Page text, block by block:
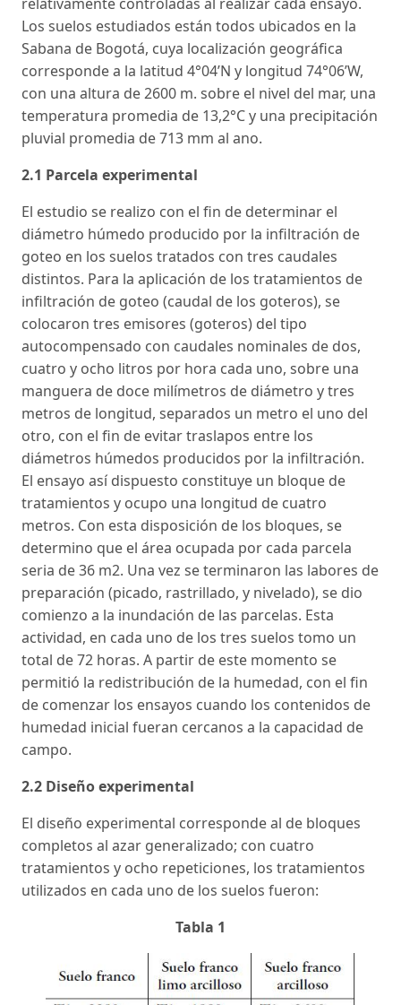
Los suelos estudiados están todos ubicados en la
Sabana de Bogotá, cuya localización geográfica
corresponde a la latitud 4°04’N y longitud 74°06’W,
con una altura de 2600 m. sobre el nivel del mar, una
temperatura promedia de 13,2°C y una precipitación
pluvial promedia de 713 mm al ano.
2.1 Parcela experimental
El estudio se realizo con el fin de determinar el
diámetro húmedo producido por la infiltración de
goteo en los suelos tratados con tres caudales
distintos. Para la aplicación de los tratamientos de
infiltración de goteo (caudal de los goteros), se
colocaron tres emisores (goteros) del tipo
autocompensado con caudales nominales de dos,
cuatro y ocho litros por hora cada uno, sobre una
manguera de doce milímetros de diámetro y tres
metros de longitud, separados un metro el uno del
otro, con el fin de evitar traslapos entre los
diámetros húmedos producidos por la infiltración.
El ensayo así dispuesto constituye un bloque de
tratamientos y ocupo una longitud de cuatro
metros. Con esta disposición de los bloques, se
determino que el área ocupada por cada parcela
seria de 36 m2. Una vez se terminaron las labores de
preparación (picado, rastrillado, y nivelado), se dio
comienzo a la inundación de las parcelas. Esta
actividad, en cada uno de los tres suelos tomo un
total de 72 horas. A partir de este momento se
permitió la redistribución de la humedad, con el fin
de comenzar los ensayos cuando los contenidos de
humedad inicial fueran cercanos a la capacidad de
campo.
2.2 Diseño experimental
El diseño experimental corresponde al de bloques
completos al azar generalizado; con cuatro
tratamientos y ocho repeticiones, los tratamientos
utilizados en cada uno de los suelos fueron:
Tabla 1